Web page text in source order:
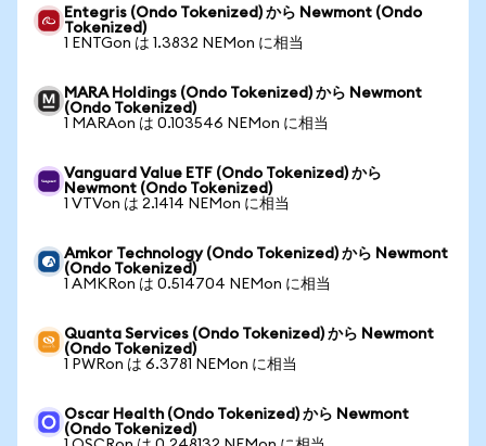
Entegris (Ondo Tokenized) から Newmont (Ondo
Tokenized)
1 ENTGon は 1.3832 NEMon に相当
MARA Holdings (Ondo Tokenized) から Newmont
(Ondo Tokenized)
1 MARAon は 0.103546 NEMon に相当
Vanguard Value ETF (Ondo Tokenized) から
Newmont (Ondo Tokenized)
1 VTVon は 2.1414 NEMon に相当
Amkor Technology (Ondo Tokenized) から Newmont
(Ondo Tokenized)
1 AMKRon は 0.514704 NEMon に相当
Quanta Services (Ondo Tokenized) から Newmont
(Ondo Tokenized)
1 PWRon は 6.3781 NEMon に相当
Oscar Health (Ondo Tokenized) から Newmont
(Ondo Tokenized)